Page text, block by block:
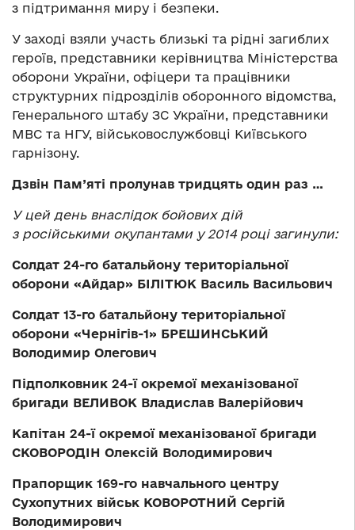
з підтримання миру і безпеки.
У заході взяли участь близькі та рідні загиблих
героїв, представники керівництва Міністерства
оборони України, офіцери та працівники
структурних підрозділів оборонного відомства,
Генерального штабу ЗС України, представники
МВС та НГУ, військовослужбовці Київського
гарнізону.
Дзвін Пам’яті пролунав тридцять один раз …
У цей день внаслідок бойових дій
з російськими окупантами у 2014 році загинули:
Солдат 24-го батальйону територіальної
оборони «Айдар» БІЛІТЮК Василь Васильович
Солдат 13-го батальйону територіальної
оборони «Чернігів-1» БРЕШИНСЬКИЙ
Володимир Олегович
Підполковник 24-ї окремої механізованої
бригади ВЕЛИВОК Владислав Валерійович
Капітан 24-ї окремої механізованої бригади
СКОВОРОДІН Олексій Володимирович
Прапорщик 169-го навчального центру
Сухопутних військ КОВОРОТНИЙ Сергій
Володимирович